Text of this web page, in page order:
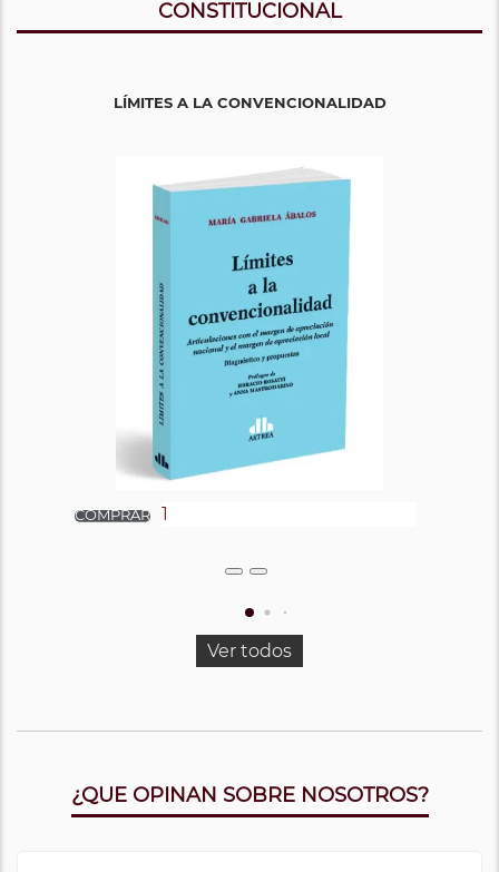
CONSTITUCIONAL
LÍMITES A LA CONVENCIONALIDAD
Ver todos
¿QUE OPINAN SOBRE NOSOTROS?